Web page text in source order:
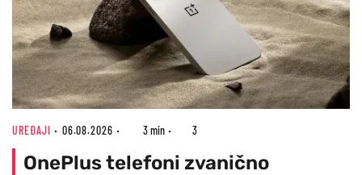
UREĐAJI 06.08.2026 3 min 3
OnePlus telefoni zvanično